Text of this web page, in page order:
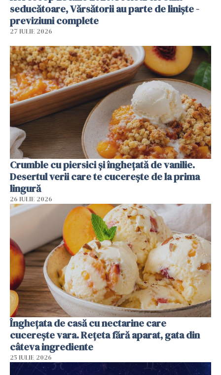
seducătoare, Vărsătorii au parte de liniște -
previziuni complete
27 IULIE 2026
Crumble cu piersici și înghețată de vanilie.
Desertul verii care te cucerește de la prima
lingură
26 IULIE 2026
Înghețata de casă cu nectarine care
cucerește vara. Rețeta fără aparat, gata din
câteva ingrediente
25 IULIE 2026